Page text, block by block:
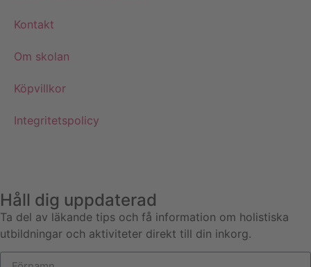
Kontakt
Om skolan
Köpvillkor
Integritetspolicy
Håll dig uppdaterad
Ta del av läkande tips och få information om holistiska
utbildningar och aktiviteter direkt till din inkorg.